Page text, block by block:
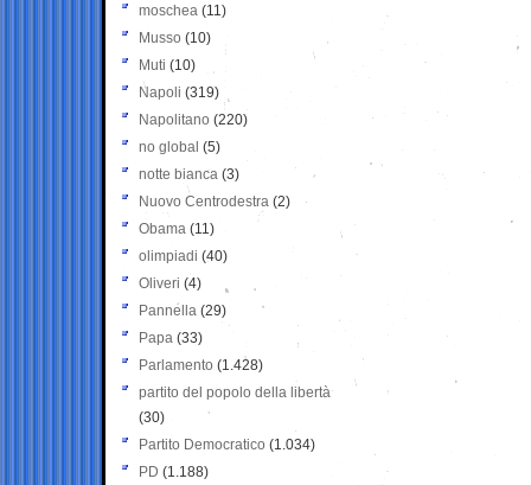
moschea (11)
Musso (10)
Muti (10)
Napoli (319)
Napolitano (220)
no global (5)
notte bianca (3)
Nuovo Centrodestra (2)
Obama (11)
olimpiadi (40)
Oliveri (4)
Pannella (29)
Papa (33)
Parlamento (1.428)
partito del popolo della libertà
(30)
Partito Democratico (1.034)
PD (1.188)